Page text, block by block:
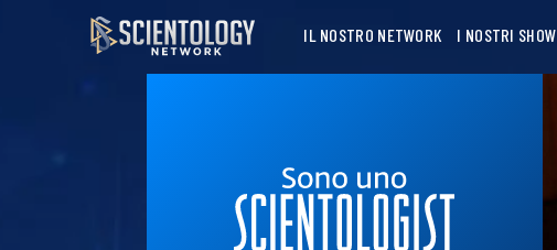
IL NOSTRO NETWORK I NOSTRI SHOW